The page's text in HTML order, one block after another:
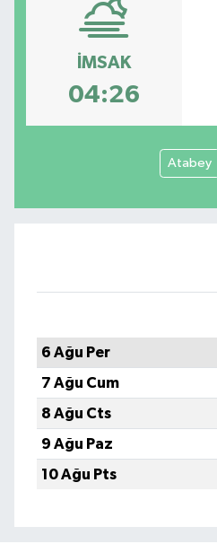
İMSAK
04:26
Atabey
6 Ağu Per
7 Ağu Cum
8 Ağu Cts
9 Ağu Paz
10 Ağu Pts